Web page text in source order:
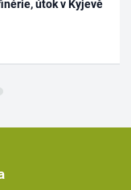
útok v Kyjevě